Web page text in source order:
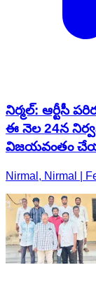
నిర్మల్: ఆర్టీసీ
ఈ నెల 24న
విజయవంతం
Nirmal, Nirmal |